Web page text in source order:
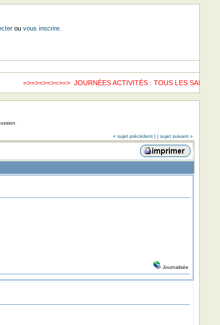
ou vous inscrire.
=>=>=>=>=>=> JOURNÉES ACTIVITÉS : TOUS LES SAMEDIS
« sujet précédent | | sujet suivant »
Journalisée